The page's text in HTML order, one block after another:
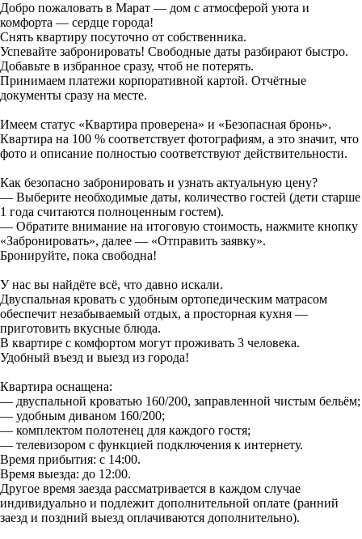
Добро пожаловать в Марат — дом с атмосферой уюта и
комфорта — сердце города!
Снять квартиру посуточно от собственника.
Успевайте забронировать! Свободные даты разбирают быстро.
Добавьте в избранное сразу, чтоб не потерять.
Принимаем платежи корпоративной картой. Отчётные
документы сразу на месте.
Имеем статус «Квартира проверена» и «Безопасная бронь».
Квартира на 100 % соответствует фотографиям, а это значит, что
фото и описание полностью соответствуют действительности.
Как безопасно забронировать и узнать актуальную цену?
— Выберите необходимые даты, количество гостей (дети старше
1 года считаются полноценным гостем).
— Обратите внимание на итоговую стоимость, нажмите кнопку
«Забронировать», далее — «Отправить заявку».
Бронируйте, пока свободна!
У нас вы найдёте всё, что давно искали.
Двуспальная кровать с удобным ортопедическим матрасом
обеспечит незабываемый отдых, а просторная кухня —
приготовить вкусные блюда.
В квартире с комфортом могут проживать 3 человека.
Удобный въезд и выезд из города!
Квартира оснащена:
— двуспальной кроватью 160/200, заправленной чистым бельём;
— удобным диваном 160/200;
— комплектом полотенец для каждого гостя;
— телевизором с функцией подключения к интернету.
Время прибытия: с 14:00.
Время выезда: до 12:00.
Другое время заезда рассматривается в каждом случае
индивидуально и подлежит дополнительной оплате (ранний
заезд и поздний выезд оплачиваются дополнительно).